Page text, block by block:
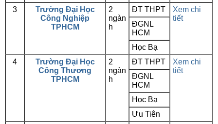
3
Trường Đại Học
Công Nghiệp
TPHCM
2
ngàn
h
ĐT THPT
Xem chi
tiết
ĐGNL
HCM
Học Bạ
4
Trường Đại Học
Công Thương
TPHCM
2
ngàn
h
ĐT THPT
Xem chi
tiết
ĐGNL
HCM
Học Bạ
Ưu Tiên